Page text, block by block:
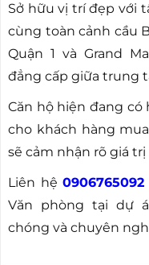
Sở hữu vị trí đẹp với
cùng toàn cảnh cầu
Quận 1 và Grand
đẳng cấp giữa trung
Căn hộ hiện đang
cho khách hàng
sẽ cảm nhận rõ giá
Liên hệ0906765092
Văn phòng tại dự
chóng và chuyên